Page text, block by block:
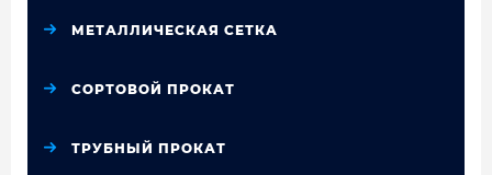
МЕТАЛЛИЧЕСКАЯ СЕТКА
СОРТОВОЙ ПРОКАТ
ТРУБНЫЙ ПРОКАТ